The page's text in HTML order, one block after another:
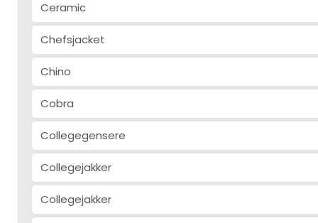
Ceramic
Chefsjacket
Chino
Cobra
Collegegensere
Collegejakker
Collegejakker